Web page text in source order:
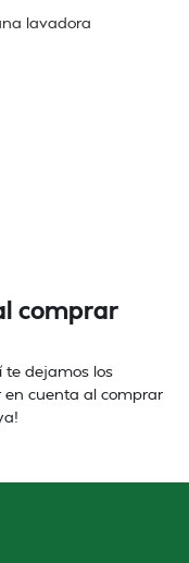
comprar
te dejamos los
en cuenta al comprar